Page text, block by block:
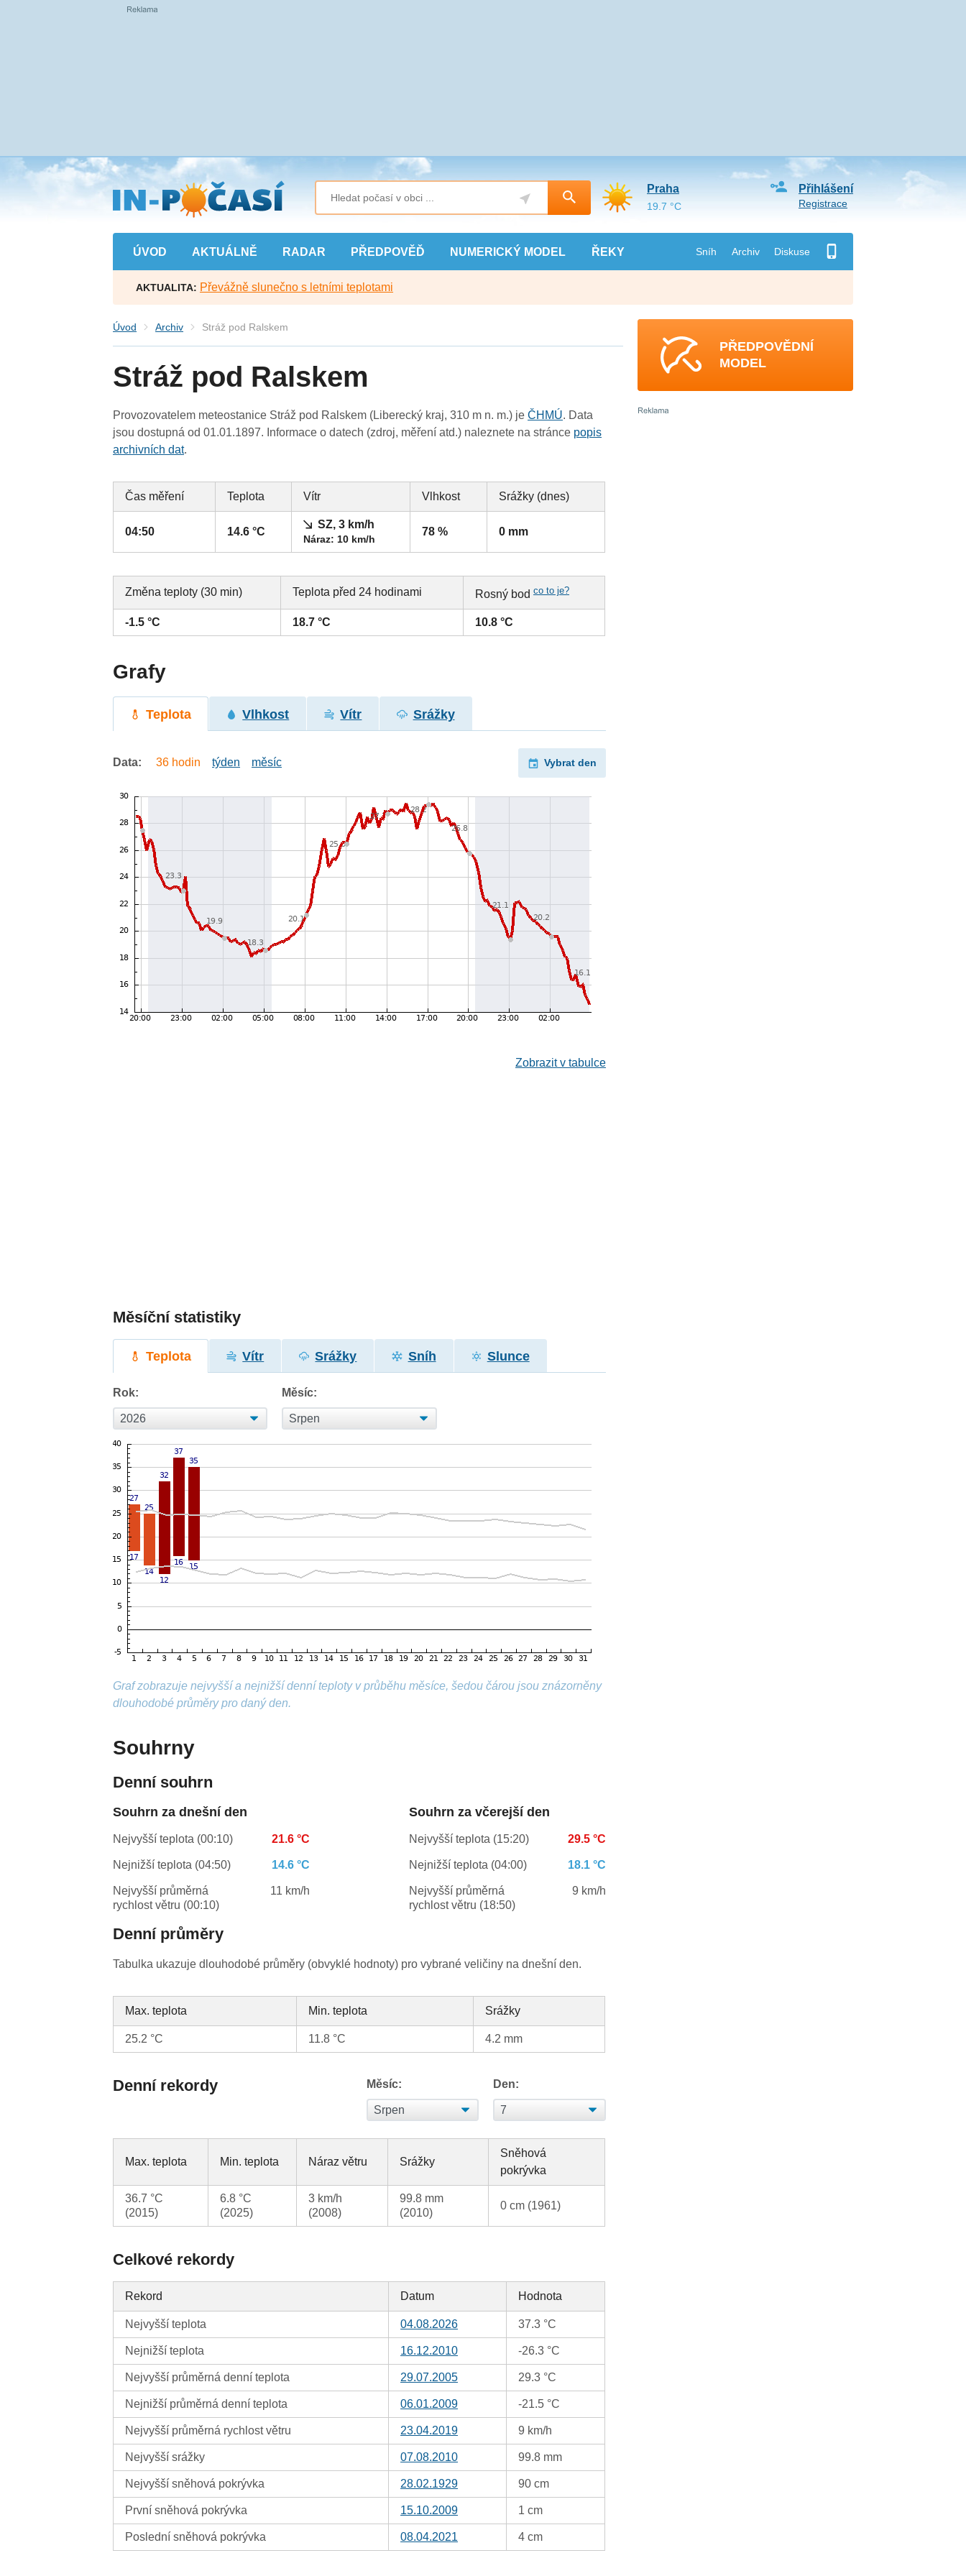
Přejít
na
hlavní
obsah
ÚVOD AKTUÁLNĚ RADAR PŘEDPOVĚĎ NUMERICKÝ MODEL ŘEKY Sníh Archiv Diskuse
Přihlášení
Registrace
Praha
19.7 °C
AKTUALITA: Převážně slunečno s letními teplotami
Úvod Archiv Stráž pod Ralskem
Stráž pod Ralskem
Provozovatelem meteostanice Stráž pod Ralskem (Liberecký kraj, 310 m n. m.) jeČHMÚ. Data
jsou dostupná od 01.01.1897. Informace o datech (zdroj, měření atd.) naleznete na stránce popis
archivních dat.
Čas měření Teplota Vítr Vlhkost Srážky (dnes)
04:50 14.6 °C
SZ, 3 km/h
Náraz: 10 km/h
78 % 0 mm
Změna teploty (30 min) Teplota před 24 hodinami Rosný bodco to je?
-1.5 °C 18.7 °C 10.8 °C
Grafy
Teplota Vlhkost Vítr Srážky
Data: 36 hodin týden měsíc Vybrat den
Zobrazit v tabulce
Měsíční statistiky
Teplota Vítr Srážky Sníh Slunce
Rok: Měsíc:
Graf zobrazuje nejvyšší a nejnižší denní teploty v průběhu měsíce, šedou čárou jsou znázorněny
dlouhodobé průměry pro daný den.
Souhrny
Denní souhrn
Souhrn za dnešní den
Nejvyšší teplota (00:10) 21.6 °C
Nejnižší teplota (04:50) 14.6 °C
Nejvyšší průměrná
rychlost větru (00:10)
11 km/h
Souhrn za včerejší den
Nejvyšší teplota (15:20) 29.5 °C
Nejnižší teplota (04:00) 18.1 °C
Nejvyšší průměrná
rychlost větru (18:50)
9 km/h
Denní průměry
Tabulka ukazuje dlouhodobé průměry (obvyklé hodnoty) pro vybrané veličiny na dnešní den.
Max. teplota Min. teplota Srážky
25.2 °C 11.8 °C 4.2 mm
Denní rekordy Měsíc: Den:
Max. teplota Min. teplota Náraz větru Srážky
Sněhová
pokrývka
36.7 °C
(2015)
6.8 °C
(2025)
3 km/h
(2008)
99.8 mm
(2010)
0 cm (1961)
Celkové rekordy
Rekord Datum Hodnota
Nejvyšší teplota 04.08.2026 37.3 °C
Nejnižší teplota 16.12.2010 -26.3 °C
Nejvyšší průměrná denní teplota 29.07.2005 29.3 °C
Nejnižší průměrná denní teplota 06.01.2009 -21.5 °C
Nejvyšší průměrná rychlost větru 23.04.2019 9 km/h
Nejvyšší srážky 07.08.2010 99.8 mm
Nejvyšší sněhová pokrývka 28.02.1929 90 cm
První sněhová pokrývka 15.10.2009 1 cm
Poslední sněhová pokrývka 08.04.2021 4 cm
PŘEDPOVĚDNÍ
MODEL